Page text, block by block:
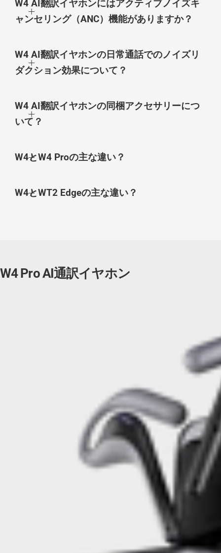
W4 AI翻訳イヤホンにはアクティブノイズキ
ャンセリング（ANC）機能がありますか？
W4 AI翻訳イヤホンの日常通話でのノイズリ
ダクション効果について？
W4 AI翻訳イヤホンの同梱アクセサリーにつ
いて？
W4とW4 Proの主な違い？
W4とWT2 Edgeの主な違い？
W4 Pro AI通訳イヤホン